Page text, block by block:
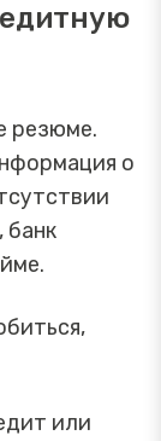
резюме.
о
банк
или